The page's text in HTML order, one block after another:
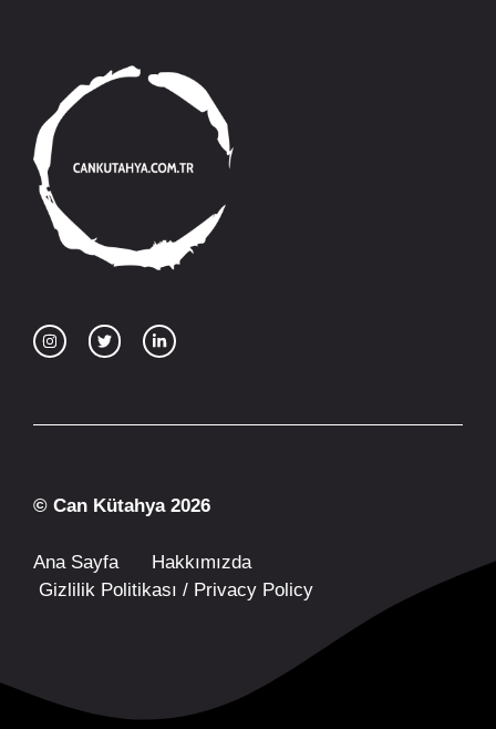
© Can Kütahya 2026
Ana Sayfa
Hakkımızda
Gizlilik Politikası / Privacy Policy